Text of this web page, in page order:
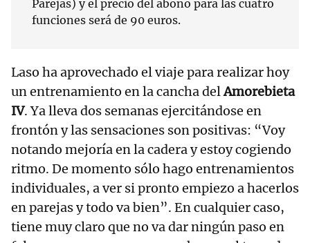
Parejas) y el precio del abono para las cuatro
funciones será de 90 euros.
Laso ha aprovechado el viaje para realizar hoy
un entrenamiento en la cancha delAmorebieta
IV. Ya lleva dos semanas ejercitándose en
frontón y las sensaciones son positivas: “Voy
notando mejoría en la cadera y estoy cogiendo
ritmo. De momento sólo hago entrenamientos
individuales, a ver si pronto empiezo a hacerlos
en parejas y todo va bien”. En cualquier caso,
tiene muy claro que no va dar ningún paso en